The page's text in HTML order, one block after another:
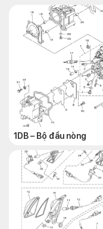
1DB – Bộ đầu nòng